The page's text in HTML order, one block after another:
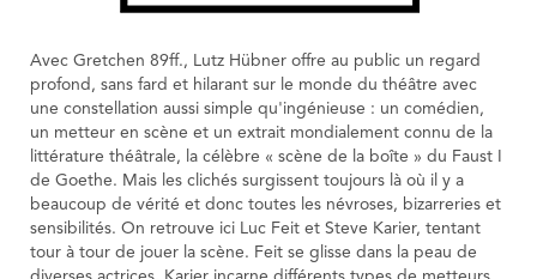
Avec Gretchen 89ff., Lutz Hübner offre au public un regard
profond, sans fard et hilarant sur le monde du théâtre avec
une constellation aussi simple qu'ingénieuse : un comédien,
un metteur en scène et un extrait mondialement connu de la
littérature théâtrale, la célèbre « scène de la boîte » du Faust I
de Goethe. Mais les clichés surgissent toujours là où il y a
beaucoup de vérité et donc toutes les névroses, bizarreries et
sensibilités. On retrouve ici Luc Feit et Steve Karier, tentant
tour à tour de jouer la scène. Feit se glisse dans la peau de